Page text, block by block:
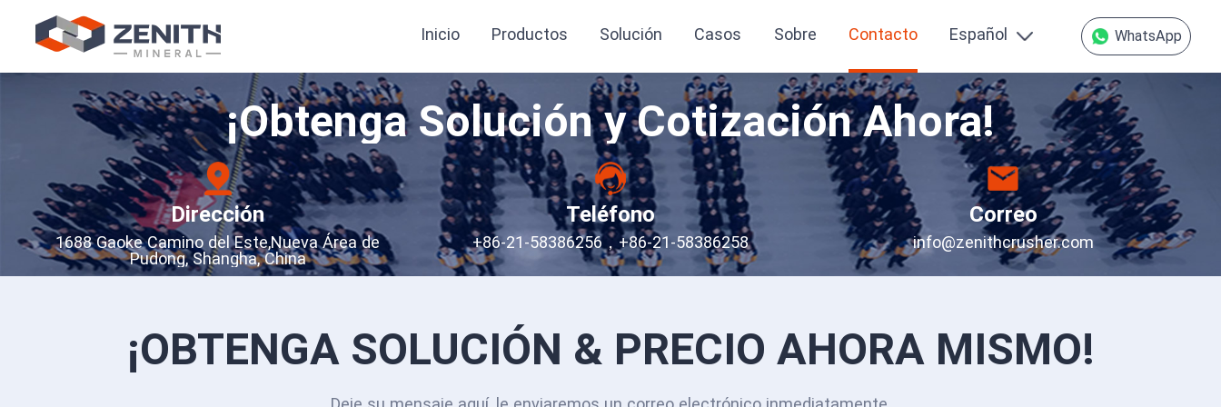
WhatsApp
Inicio Productos Solución Casos Sobre Contacto Español
¡Obtenga Solución y Cotización Ahora!
¡OBTENGA SOLUCIÓN & PRECIO AHORA MISMO!
Dirección
1688 Gaoke Camino del Este,Nueva Área de
Pudong, Shangha, China
Teléfono
+86-21-58386256，+86-21-58386258
Correo
info@zenithcrusher.com